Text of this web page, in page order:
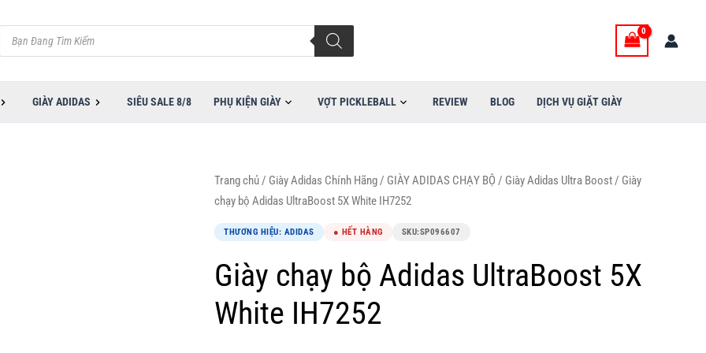
Tìm
kiếm
sản
GIÀY ADIDAS SIÊU SALE 8/8 PHỤ KIỆN GIÀY VỢT PICKLEBALL REVIEW BLOG DỊCH VỤ GIẶT GIÀY
Trang chủ/ Giày Adidas Chính Hãng/ GIÀY ADIDAS CHẠY BỘ / Giày Adidas Ultra Boost/ Giày
chạy bộ Adidas UltraBoost 5X White IH7252
THƯƠNG HIỆU: ADIDAS ● HẾT HÀNG SKU:SP096607
Giày chạy bộ Adidas UltraBoost 5X
White IH7252